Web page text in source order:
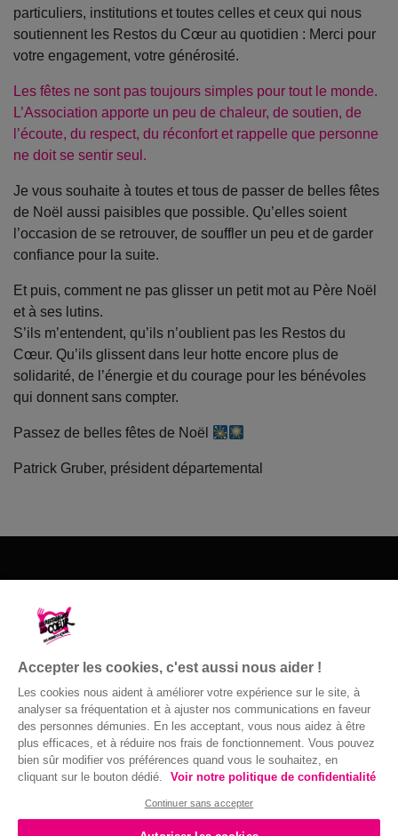
particuliers, institutions et toutes celles et ceux qui nous
soutiennent les Restos du Cœur au quotidien : Merci pour
votre engagement, votre générosité.
Les fêtes ne sont pas toujours simples pour tout le monde.
L’Association apporte un peu de chaleur, de soutien, de
l’écoute, du respect, du réconfort et rappelle que personne
ne doit se sentir seul.
Je vous souhaite à toutes et tous de passer de belles fêtes
de Noël aussi paisibles que possible. Qu’elles soient
l’occasion de se retrouver, de souffler un peu et de garder
confiance pour la suite.
Et puis, comment ne pas glisser un petit mot au Père Noël
et à ses lutins.
S’ils m’entendent, qu’ils n’oublient pas les Restos du
Cœur. Qu’ils glissent dans leur hotte encore plus de
solidarité, de l’énergie et du courage pour les bénévoles
qui donnent sans compter.
Passez de belles fêtes de Noël
Patrick Gruber, président départemental
8 Rue de l'Ardèche
67100 Strasbourg
03 88 81 12 23
Nous contacter
Mentions légales| 2016 ©
© Gaston Bergeret
Accepter les cookies, c'est aussi nous aider !
Les cookies nous aident à améliorer votre expérience sur le site, à
analyser sa fréquentation et à ajuster nos communications en faveur
des personnes démunies. En les acceptant, vous nous aidez à être
plus efficaces, et à réduire nos frais de fonctionnement. Vous pouvez
bien sûr modifier vos préférences quand vous le souhaitez, en
cliquant sur le bouton dédié.
Voir notre politique de confidentialité
Continuer sans accepter